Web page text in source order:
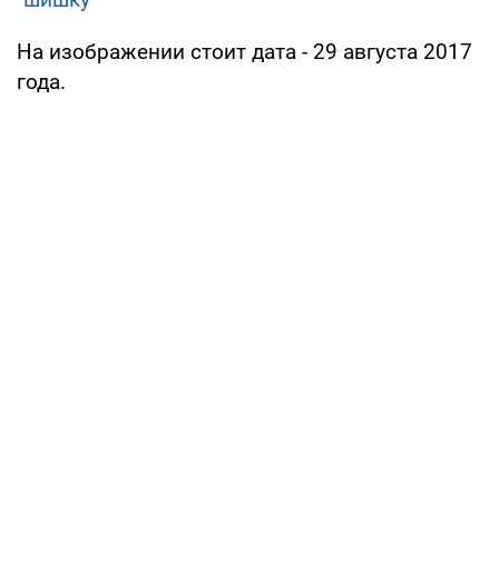
На изображении стоит дата - 29 августа 2017
года.